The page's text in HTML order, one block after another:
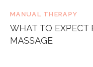
MANUAL THERAPY
WHAT TO EXPECT
MASSAGE